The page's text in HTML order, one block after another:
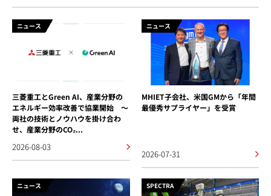
ニュース
三菱重工とGreen AI、産業分野の
エネルギー効率改善で協業開始 ～
両社の技術とノウハウを掛け合わ
せ、産業分野のCO₂...
2026-08-03
ニュース
MHIET子会社、米国GMから「年間
最優秀サプライヤー」を受賞
2026-07-31
ニュース SPECTRA